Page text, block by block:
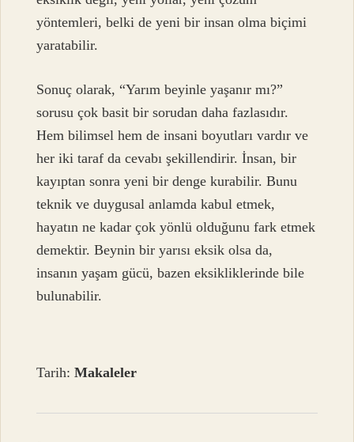
yöntemleri, belki de yeni bir insan olma biçimi
yaratabilir.
Sonuç olarak, “Yarım beyinle yaşanır mı?”
sorusu çok basit bir sorudan daha fazlasıdır.
Hem bilimsel hem de insani boyutları vardır ve
her iki taraf da cevabı şekillendirir. İnsan, bir
kayıptan sonra yeni bir denge kurabilir. Bunu
teknik ve duygusal anlamda kabul etmek,
hayatın ne kadar çok yönlü olduğunu fark etmek
demektir. Beynin bir yarısı eksik olsa da,
insanın yaşam gücü, bazen eksikliklerinde bile
bulunabilir.
Tarih:Makaleler